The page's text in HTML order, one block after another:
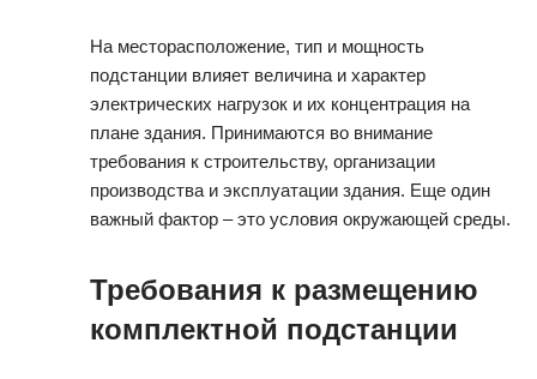
На месторасположение, тип и мощность
подстанции влияет величина и характер
электрических нагрузок и их концентрация на
плане здания. Принимаются во внимание
требования к строительству, организации
производства и эксплуатации здания. Еще один
важный фактор – это условия окружающей среды.
Требования к размещению
комплектной подстанции